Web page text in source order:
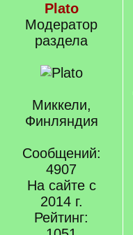
Plato
Модератор
раздела
Миккели,
Финляндия
Сообщений:
4907
На сайте с
2014 г.
Рейтинг: